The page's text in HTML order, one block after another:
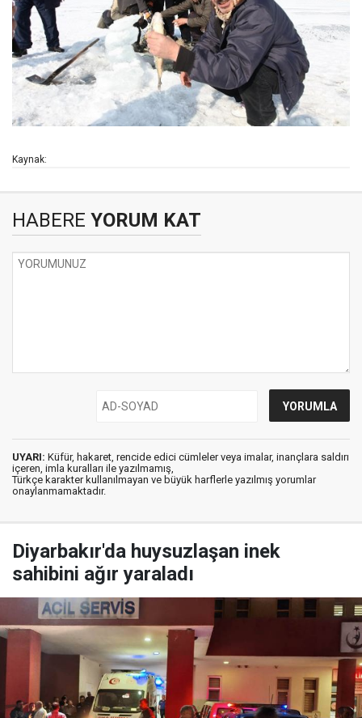
Kaynak:
HABERE YORUM KAT
UYARI: Küfür, hakaret, rencide edici cümleler veya imalar, inançlara saldırı
içeren, imla kuralları ile yazılmamış,
Türkçe karakter kullanılmayan ve büyük harflerle yazılmış yorumlar
onaylanmamaktadır.
Diyarbakır'da huysuzlaşan inek
sahibini ağır yaraladı